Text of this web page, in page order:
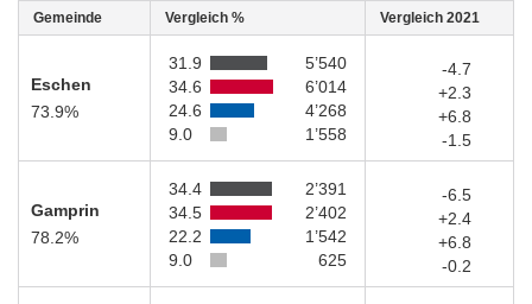
Gemeinde Vergleich % Vergleich 2021
Eschen
73.9%
31.9
5’540
34.6
6’014
24.6
4’268
9.0
1’558
-4.7
+2.3
+6.8
-1.5
Gamprin
78.2%
34.4
2’391
34.5
2’402
22.2
1’542
9.0
625
-6.5
+2.4
+6.8
-0.2